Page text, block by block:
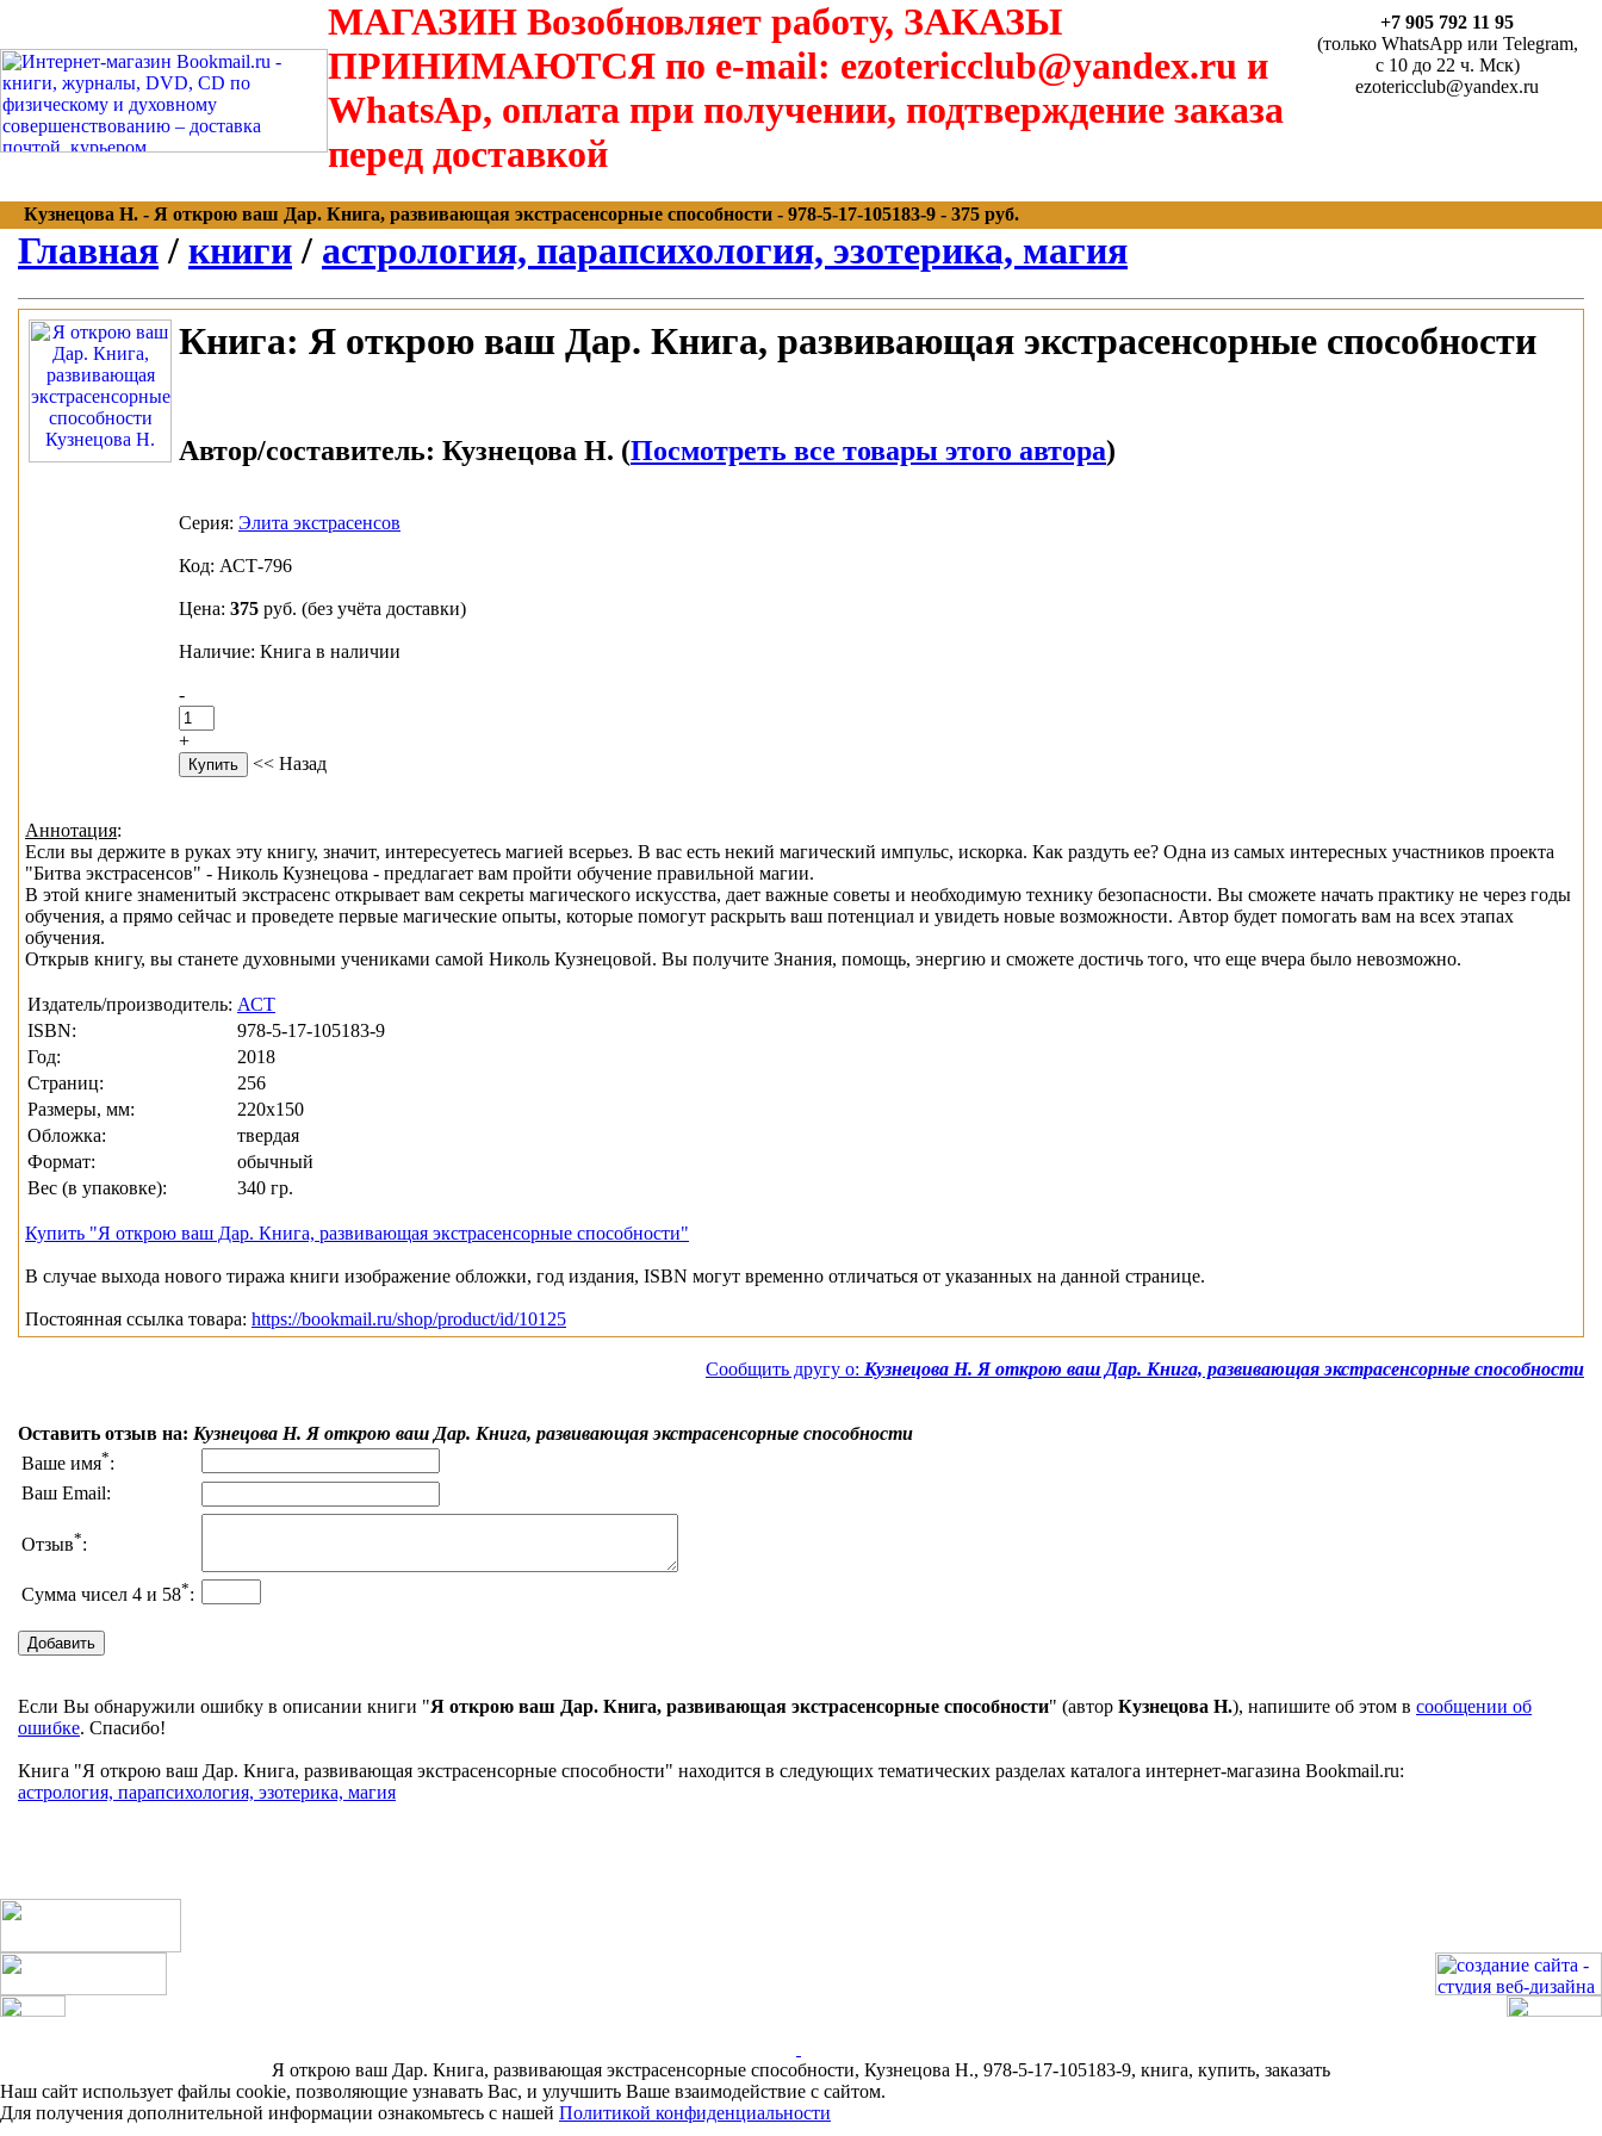
МАГАЗИН Возобновляет работу, ЗАКАЗЫ
ПРИНИМАЮТСЯ по e-mail: ezotericclub@yandex.ru и
WhatsAp, оплата при получении, подтверждение заказа
перед доставкой
+7 905 792 11 95
(только WhatsApp или Telegram,
с 10 до 22 ч. Мск)
ezotericclub@yandex.ru
Кузнецова Н. - Я открою ваш Дар. Книга, развивающая экстрасенсорные способности - 978-5-17-105183-9 - 375 руб.
Главная / книги / астрология, парапсихология, эзотерика, магия
Книга: Я открою ваш Дар. Книга, развивающая экстрасенсорные способности
Автор/составитель: Кузнецова Н. (Посмотреть все товары этого автора)
Серия: Элита экстрасенсов
Код: АСТ-796
Цена: 375 руб. (без учёта доставки)
Наличие: Книга в наличии
-
+
<< Назад
Аннотация:
Если вы держите в руках эту книгу, значит, интересуетесь магией всерьез. В вас есть некий магический импульс, искорка. Как раздуть ее? Одна из самых интересных участников проекта
"Битва экстрасенсов" - Николь Кузнецова - предлагает вам пройти обучение правильной магии.
В этой книге знаменитый экстрасенс открывает вам секреты магического искусства, дает важные советы и необходимую технику безопасности. Вы сможете начать практику не через годы
обучения, а прямо сейчас и проведете первые магические опыты, которые помогут раскрыть ваш потенциал и увидеть новые возможности. Автор будет помогать вам на всех этапах
обучения.
Открыв книгу, вы станете духовными учениками самой Николь Кузнецовой. Вы получите Знания, помощь, энергию и сможете достичь того, что еще вчера было невозможно.
Издатель/производитель: АСТ
ISBN:
978-5-17-105183-9
Год:
2018
Страниц:
256
Размеры, мм:
220х150
Обложка:
твердая
Формат:
обычный
Вес (в упаковке):
340 гр.
Купить "Я открою ваш Дар. Книга, развивающая экстрасенсорные способности"
В случае выхода нового тиража книги изображение обложки, год издания, ISBN могут временно отличаться от указанных на данной странице.
Постоянная ссылка товара: https://bookmail.ru/shop/product/id/10125
Сообщить другу о: Кузнецова Н. Я открою ваш Дар. Книга, развивающая экстрасенсорные способности
Оставить отзыв на: Кузнецова Н. Я открою ваш Дар. Книга, развивающая экстрасенсорные способности
Ваше имя*:
Ваш Email:
Отзыв*:
Сумма чисел 4 и 58*:
Если Вы обнаружили ошибку в описании книги "Я открою ваш Дар. Книга, развивающая экстрасенсорные способности" (автор Кузнецова Н.), напишите об этом в сообщении об
ошибке. Спасибо!
Книга "Я открою ваш Дар. Книга, развивающая экстрасенсорные способности" находится в следующих тематических разделах каталога интернет-магазина Bookmail.ru:
астрология, парапсихология, эзотерика, магия
Я открою ваш Дар. Книга, развивающая экстрасенсорные способности, Кузнецова Н., 978-5-17-105183-9, книга, купить, заказать
Наш сайт использует файлы cookie, позволяющие узнавать Вас, и улучшить Ваше взаимодействие с сайтом.
Для получения дополнительной информации ознакомьтесь с нашей Политикой конфиденциальности